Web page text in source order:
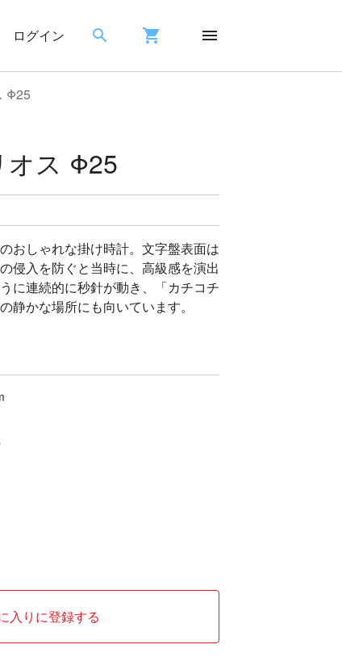
ログイン
Φ25
オス Φ25
おしゃれな掛け時計。文字盤表面は
侵入を防ぐと当時に、高級感を演出
に連続的に秒針が動き、「カチコチ
静かな場所にも向いています。
入りに登録する